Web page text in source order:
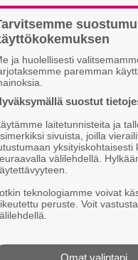
Remun matkassa
tähdittämä
(kitarat), Jukka
komeita
ja huolellisesti
paremman
suostut
laitetunnisteita ja
sivuista, joilla
välilehdellä.
teknologiamme voivat
peruste. Voit
Omat valintani